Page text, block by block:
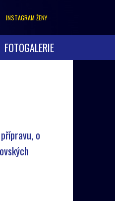
INSTAGRAM ŽENY
FOTOGALERIE
o